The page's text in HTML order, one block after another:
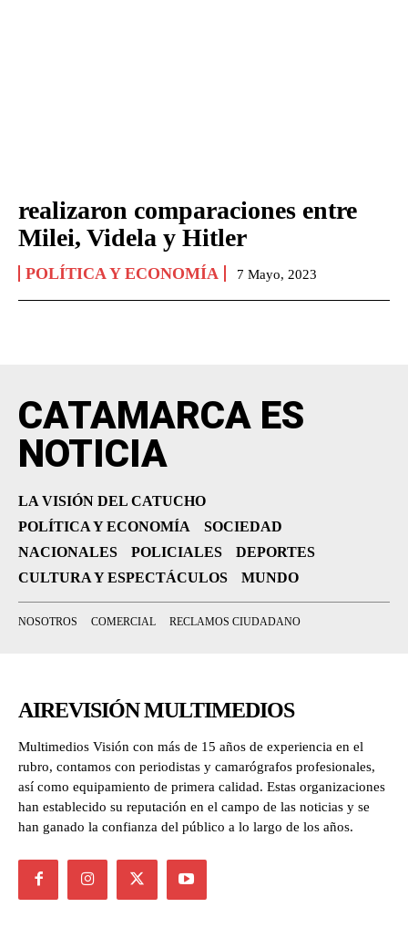
realizaron comparaciones entre
Milei, Videla y Hitler
POLÍTICA Y ECONOMÍA 7 Mayo, 2023
CATAMARCA ES
NOTICIA
LA VISIÓN DEL CATUCHO
POLÍTICA Y ECONOMÍA
SOCIEDAD
NACIONALES
POLICIALES
DEPORTES
CULTURA Y ESPECTÁCULOS
MUNDO
NOSOTROS COMERCIAL RECLAMOS CIUDADANO
AIREVISIÓN MULTIMEDIOS
Multimedios Visión con más de 15 años de experiencia en el
rubro, contamos con periodistas y camarógrafos profesionales,
así como equipamiento de primera calidad. Estas organizaciones
han establecido su reputación en el campo de las noticias y se
han ganado la confianza del público a lo largo de los años.